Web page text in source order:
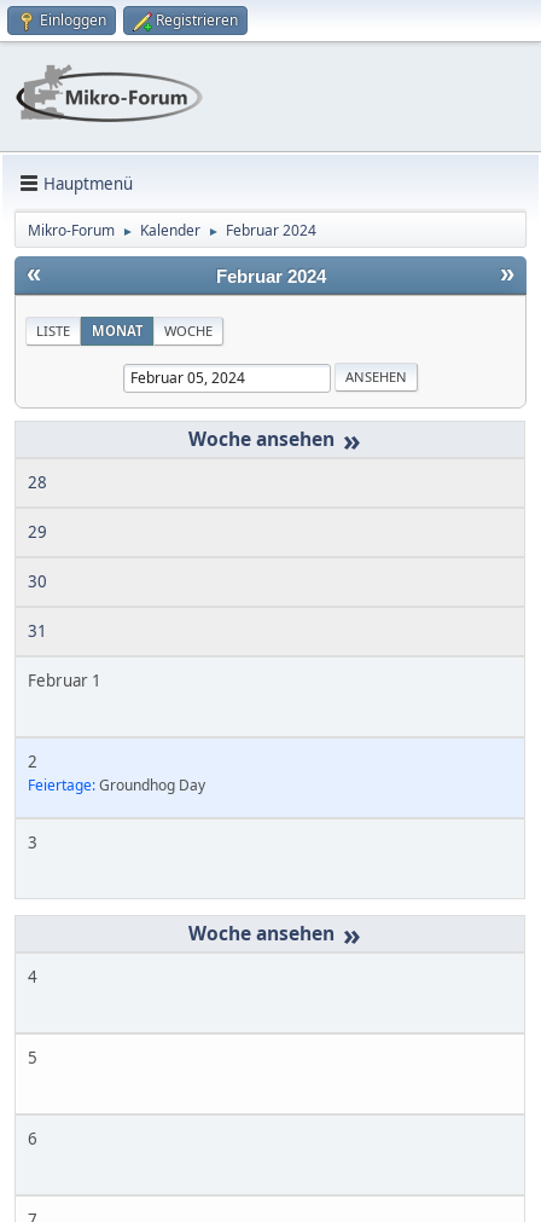
Einloggen Registrieren
Hauptmenü
Mikro-Forum ► Kalender ► Februar 2024
« »
Februar 2024
LISTE MONAT WOCHE
»
28
29
30
31
Februar 1
2
Feiertage:Groundhog Day
3
»
4
5
6